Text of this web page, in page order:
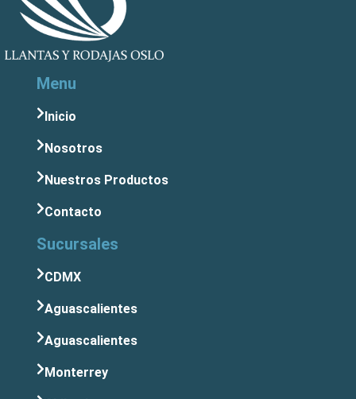
Menu
Inicio
Nosotros
Nuestros Productos
Contacto
Sucursales
CDMX
Aguascalientes
Aguascalientes
Monterrey